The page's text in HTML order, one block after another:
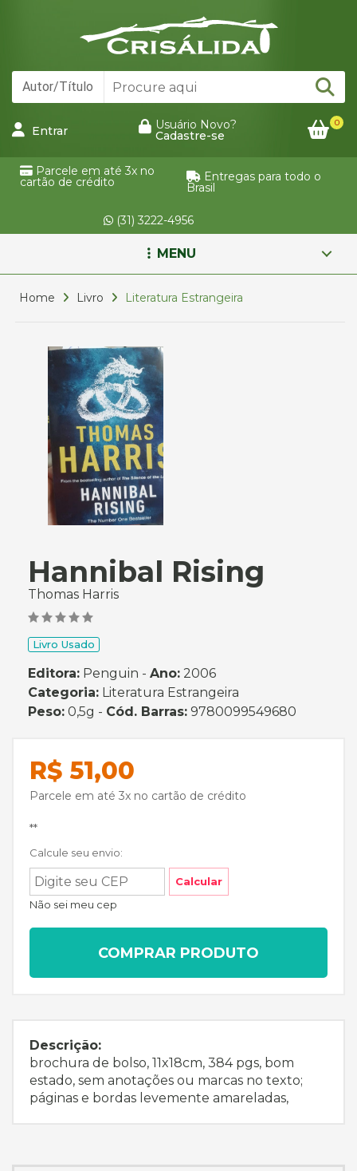
Entrar Usuário Novo?
Cadastre-se
0
Parcele em até 3x no
cartão de crédito Entregas para todo o
Brasil
(31) 3222-4956
MENU
Home Livro Literatura Estrangeira
Hannibal Rising
Thomas Harris
Livro Usado
Editora: Penguin - Ano: 2006
Categoria: Literatura Estrangeira
Peso: 0,5g - Cód. Barras: 9780099549680
R$ 51,00
Parcele em até 3x no cartão de crédito
**
Calcule seu envio:
Calcular
Não sei meu cep
COMPRAR PRODUTO
Descrição:
brochura de bolso, 11x18cm, 384 pgs, bom
estado, sem anotações ou marcas no texto;
páginas e bordas levemente amareladas,